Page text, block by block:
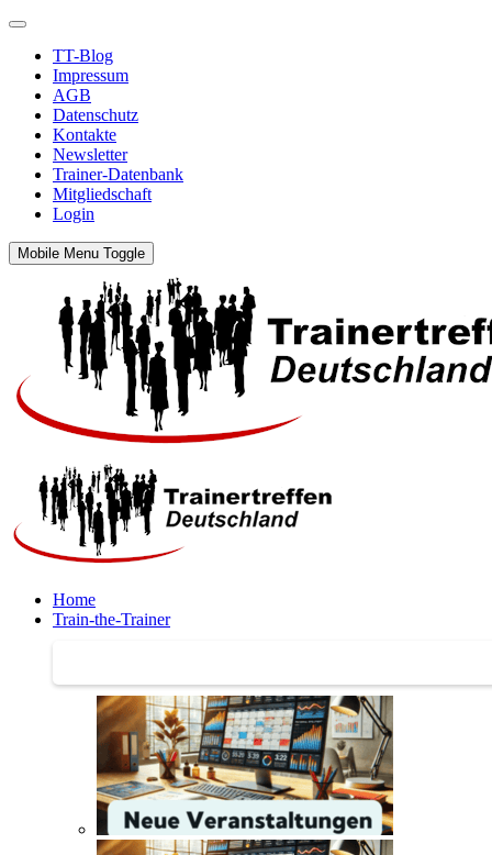
TT-Blog
Impressum
AGB
Datenschutz
Kontakte
Newsletter
Trainer-Datenbank
Mitgliedschaft
Login
Mobile Menu Toggle
Home
Train-the-Trainer